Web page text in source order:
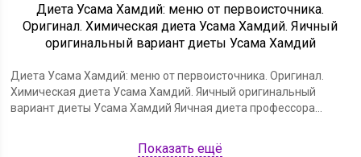
Диета Усама Хамдий: меню от первоисточника.
Оригинал. Химическая диета Усама Хамдий. Яичный
оригинальный вариант диеты Усама Хамдий
Диета Усама Хамдий: меню от первоисточника. Оригинал.
Химическая диета Усама Хамдий. Яичный оригинальный
вариант диеты Усама Хамдий Яичная диета профессора...
Показать ещё